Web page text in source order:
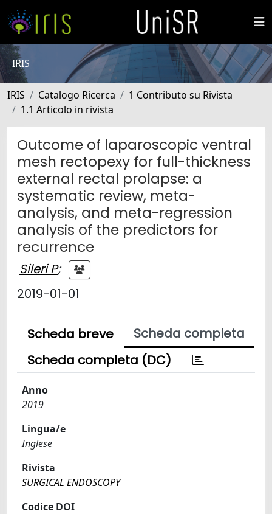
IRIS
IRIS Catalogo Ricerca
1 Contributo su Rivista
1.1 Articolo in rivista
Outcome of laparoscopic ventral
mesh rectopexy for full-thickness
external rectal prolapse: a
systematic review, meta-
analysis, and meta-regression
analysis of the predictors for
recurrence
Sileri P;
2019-01-01
Scheda breve
Scheda completa
Scheda completa (DC)
Anno
2019
Lingua/e
Inglese
Rivista
SURGICAL ENDOSCOPY
Codice DOI